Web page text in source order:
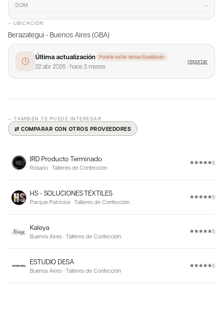
DOM —
— UBICACIÓN
Berazategui - Buenos Aires (GBA)
Última actualización Podría estar desactualizado
22 abr 2026·hace 3 meses
reportar
— TAMBIÉN TE PUEDE INTERESAR
⇄ COMPARAR CON OTROS PROVEEDORES
IRD Producto Terminado
Rosario · Talleres de Confección
5
HS - SOLUCIONES TEXTILES
Parque Patricios · Talleres de Confección
5
Kaleya
Buenos Aires · Talleres de Confección
5
ESTUDIO DESA
Buenos Aires · Talleres de Confección
5